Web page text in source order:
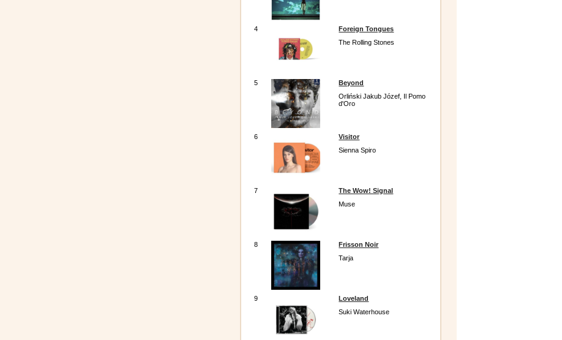
4
Foreign Tongues
The Rolling Stones
5
Beyond
Orliński Jakub Józef, Il Pomo
d'Oro
6
Visitor
Sienna Spiro
7
The Wow! Signal
Muse
8
Frisson Noir
Tarja
9
Loveland
Suki Waterhouse